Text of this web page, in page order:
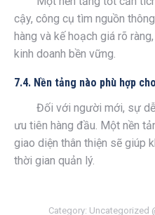
cậy, công cụ tìm nguồn
hàng và kế hoạch giá rõ
kinh doanh bền vững.
7.4. Nền tảng nào phù hợp
Đối với người mới, sự
ưu tiên hàng đầu. Một nền
giao diện thân thiện sẽ giúp
thời gian quản lý.
Category: Uncategorized